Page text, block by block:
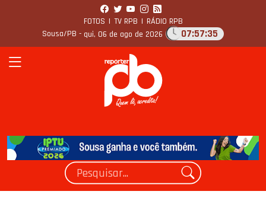
FOTOS | TV RPB | RÁDIO RPB
Sousa/PB - qui, 06 de ago de 2026 07:57:36